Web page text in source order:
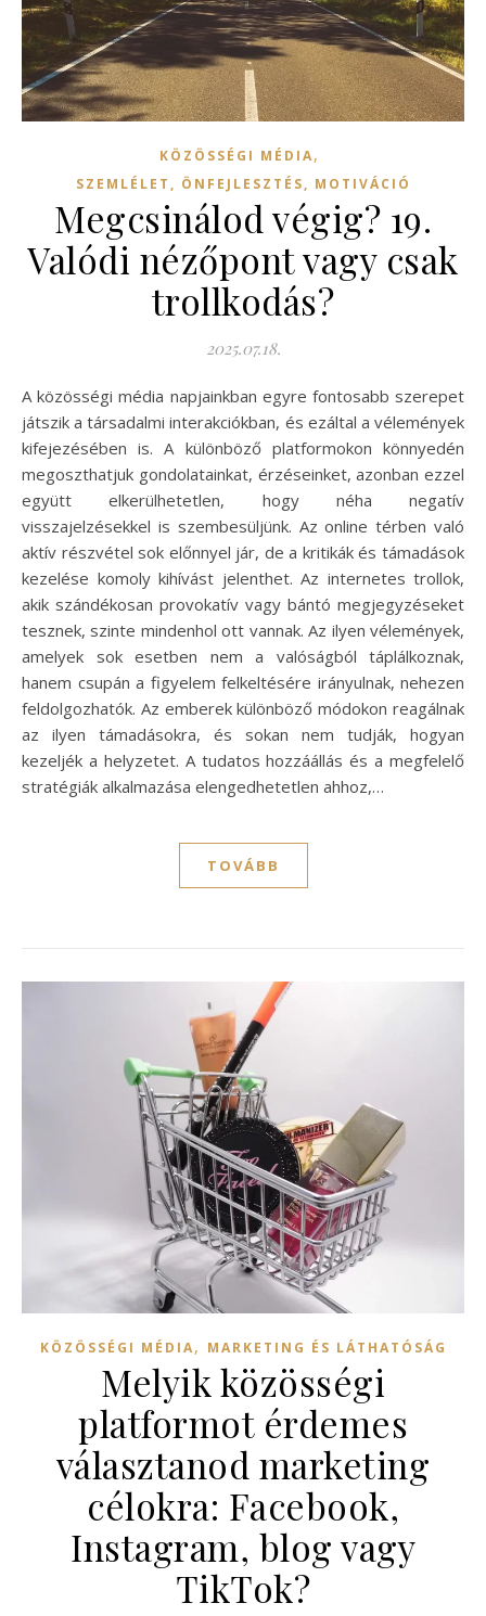
KÖZÖSSÉGI MÉDIA,
SZEMLÉLET, ÖNFEJLESZTÉS, MOTIVÁCIÓ
Megcsinálod végig? 19.
Valódi nézőpont vagy csak
trollkodás?
2025.07.18.
A közösségi média napjainkban egyre fontosabb szerepet
játszik a társadalmi interakciókban, és ezáltal a vélemények
kifejezésében is. A különböző platformokon könnyedén
megoszthatjuk gondolatainkat, érzéseinket, azonban ezzel
együtt elkerülhetetlen, hogy néha negatív
visszajelzésekkel is szembesüljünk. Az online térben való
aktív részvétel sok előnnyel jár, de a kritikák és támadások
kezelése komoly kihívást jelenthet. Az internetes trollok,
akik szándékosan provokatív vagy bántó megjegyzéseket
tesznek, szinte mindenhol ott vannak. Az ilyen vélemények,
amelyek sok esetben nem a valóságból táplálkoznak,
hanem csupán a figyelem felkeltésére irányulnak, nehezen
feldolgozhatók. Az emberek különböző módokon reagálnak
az ilyen támadásokra, és sokan nem tudják, hogyan
kezeljék a helyzetet. A tudatos hozzáállás és a megfelelő
stratégiák alkalmazása elengedhetetlen ahhoz,…
TOVÁBB
KÖZÖSSÉGI MÉDIA, MARKETING ÉS LÁTHATÓSÁG
Melyik közösségi
platformot érdemes
választanod marketing
célokra: Facebook,
Instagram, blog vagy
TikTok?